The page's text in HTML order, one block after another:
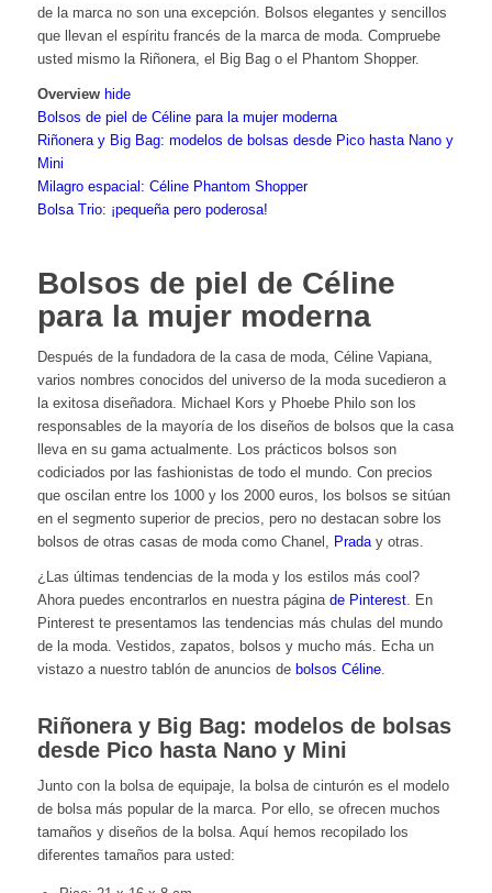
de la marca no son una excepción. Bolsos elegantes y sencillos
que llevan el espíritu francés de la marca de moda. Compruebe
usted mismo la Riñonera, el Big Bag o el Phantom Shopper.
Overview hide
Bolsos de piel de Céline para la mujer moderna
Riñonera y Big Bag: modelos de bolsas desde Pico hasta Nano y
Mini
Milagro espacial: Céline Phantom Shopper
Bolsa Trio: ¡pequeña pero poderosa!
Bolsos de piel de Céline
para la mujer moderna
Después de la fundadora de la casa de moda, Céline Vapiana,
varios nombres conocidos del universo de la moda sucedieron a
la exitosa diseñadora. Michael Kors y Phoebe Philo son los
responsables de la mayoría de los diseños de bolsos que la casa
lleva en su gama actualmente. Los prácticos bolsos son
codiciados por las fashionistas de todo el mundo. Con precios
que oscilan entre los 1000 y los 2000 euros, los bolsos se sitúan
en el segmento superior de precios, pero no destacan sobre los
bolsos de otras casas de moda como Chanel , Praday otras.
¿Las últimas tendencias de la moda y los estilos más cool?
Ahora puedes encontrarlos en nuestra página de Pinterest. En
Pinterest te presentamos las tendencias más chulas del mundo
de la moda. Vestidos, zapatos, bolsos y mucho más. Echa un
vistazo a nuestro tablón de anuncios de bolsos Céline.
Riñonera y Big Bag: modelos de bolsas
desde Pico hasta Nano y Mini
Junto con la bolsa de equipaje, la bolsa de cinturón es el modelo
de bolsa más popular de la marca. Por ello, se ofrecen muchos
tamaños y diseños de la bolsa. Aquí hemos recopilado los
diferentes tamaños para usted: